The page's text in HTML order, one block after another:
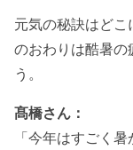
元気の秘訣はど
のおわりは酷暑の
う。
髙橋さん：
「今年はすごく